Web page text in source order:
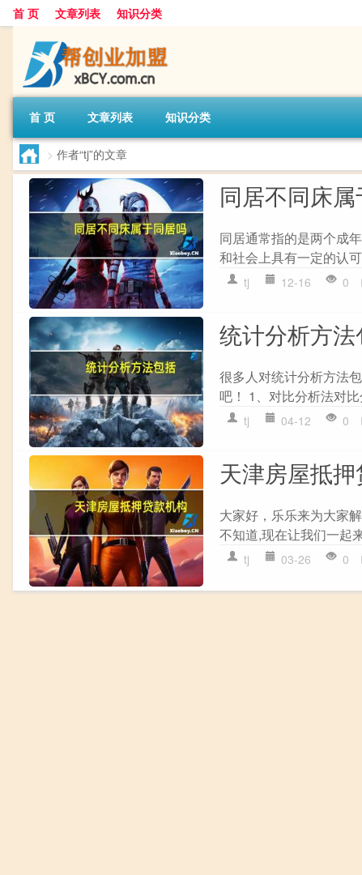
首 页 文章列表 知识分类
首 页 文章列表 知识分类
> 作者“tj”的文章
同居不同床
同居通常指的是两个成
和社会上具有一定的认
tj 12-16 0
统计分析方法
很多人对统计分析方法
吧！ 1、对比分析法对
tj 04-12 0
天津房屋抵
大家好，乐乐来为大家
不知道,现在让我们一起
tj 03-26 0